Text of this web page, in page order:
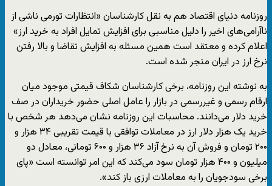
روزنامه دنیای اقتصاد هم به نقل کارشناسان «انتظارات تورمی ناشی از
ناآرامی‌های اخیر را دلیل مناسبی برای افزایش تمایل افراد به خرید ارز»
اعلام کرده و معتقد است همین مسئله به افزایش تقاضا و بالا رفتن
نرخ ارز در ایران منجر شده است.
به نوشته این روزنامه، برخی کارشناسان شکاف قیمتی موجود میان
ارقام رسمی و غیررسمی در بازار را عامل اصلی حضور خریداران در صف
خرید دلار می‌دانند. محاسبات این روزنامه نشان می‌دهد هر شخص با
خرید یک هزار دلار ارز در معاملات توافقی با قیمت تقریبی ۳۴ هزار و
۲۰۰ تومان و فروش آن به نرخ آزاد ۳۶ هزار و ۶۰۰ تومانی، معادل دو
میلیون و ۴۰۰ هزار تومان سود می‌کند که این امر توانسته است «پای
برخی سودجویان را به معاملات ارزی باز کند».